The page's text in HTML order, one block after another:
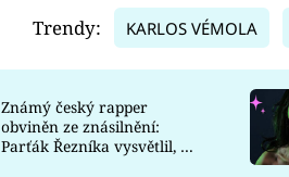
DATEL
Trendy: KARLOS VÉMOLA
Známý český rapper
obviněn ze znásilnění:
Parťák Řezníka vysvětlil, co